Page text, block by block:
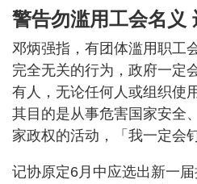
警告勿滥用工会名义
邓炳强指，有团体滥用职工
完全无关的行为，政府一定
有人，无论任何人或组织使
其目的是从事危害国家安全
家政权的活动，「我一定会
记协原定6月中应选出新一